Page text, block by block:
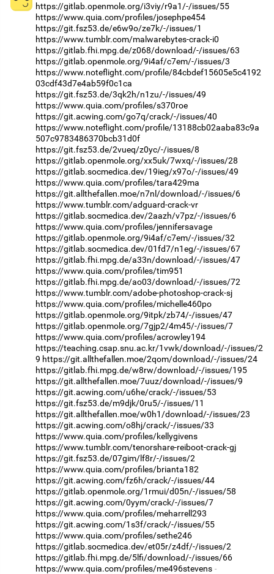
https://gitlab.openmole.org/i3viy/r9a1/-/issues/55
https://www.quia.com/profiles/josephpe454
https://git.fsz53.de/e6w9o/ze7k/-/issues/1
https://www.tumblr.com/malwarebytes-crack-i0
https://gitlab.fhi.mpg.de/z068/download/-/issues/63
https://gitlab.openmole.org/9i4af/c7em/-/issues/3
https://www.noteflight.com/profile/84cbdef15605e5c4192
03cdf43d7e4ab59f0c1ca
https://git.fsz53.de/3qk2h/n1zu/-/issues/49
https://www.quia.com/profiles/s370roe
https://git.acwing.com/go7q/crack/-/issues/40
https://www.noteflight.com/profile/13188cb02aaba83c9a
507c9783486370bcb31d0f
https://git.fsz53.de/2vueq/z0yc/-/issues/8
https://gitlab.openmole.org/xx5uk/7wxq/-/issues/28
https://gitlab.socmedica.dev/19ieg/x97o/-/issues/49
https://www.quia.com/profiles/tara429ma
https://git.allthefallen.moe/n7nl/download/-/issues/6
https://www.tumblr.com/adguard-crack-vr
https://gitlab.socmedica.dev/2aazh/v7pz/-/issues/6
https://www.quia.com/profiles/jennifersavage
https://gitlab.openmole.org/9i4af/c7em/-/issues/32
https://gitlab.socmedica.dev/01fd7/n1eg/-/issues/67
https://gitlab.fhi.mpg.de/a33n/download/-/issues/47
https://www.quia.com/profiles/tim951
https://gitlab.fhi.mpg.de/ao03/download/-/issues/72
https://www.tumblr.com/adobe-photoshop-crack-sj
https://www.quia.com/profiles/michelle460po
https://gitlab.openmole.org/9itpk/zb74/-/issues/47
https://gitlab.openmole.org/7gjp2/4m45/-/issues/7
https://www.quia.com/profiles/acrowley194
https://teaching.csap.snu.ac.kr/1vwk/download/-/issues/2
9 https://git.allthefallen.moe/2qom/download/-/issues/24
https://gitlab.fhi.mpg.de/w8rw/download/-/issues/195
https://git.allthefallen.moe/7uuz/download/-/issues/9
https://git.acwing.com/u6he/crack/-/issues/53
https://git.fsz53.de/m9djk/0ru5/-/issues/11
https://git.allthefallen.moe/w0h1/download/-/issues/23
https://git.acwing.com/o8hj/crack/-/issues/33
https://www.quia.com/profiles/kellygivens
https://www.tumblr.com/tenorshare-reiboot-crack-gj
https://git.fsz53.de/07gim/lf8r/-/issues/2
https://www.quia.com/profiles/brianta182
https://git.acwing.com/fz6h/crack/-/issues/44
https://gitlab.openmole.org/1rmui/d05n/-/issues/58
https://git.acwing.com/0yym/crack/-/issues/7
https://www.quia.com/profiles/meharrell293
https://git.acwing.com/1s3f/crack/-/issues/55
https://www.quia.com/profiles/sethe246
https://gitlab.socmedica.dev/et05r/z4df/-/issues/2
https://gitlab.fhi.mpg.de/5lfi/download/-/issues/66
https://www.quia.com/profiles/me496stevens